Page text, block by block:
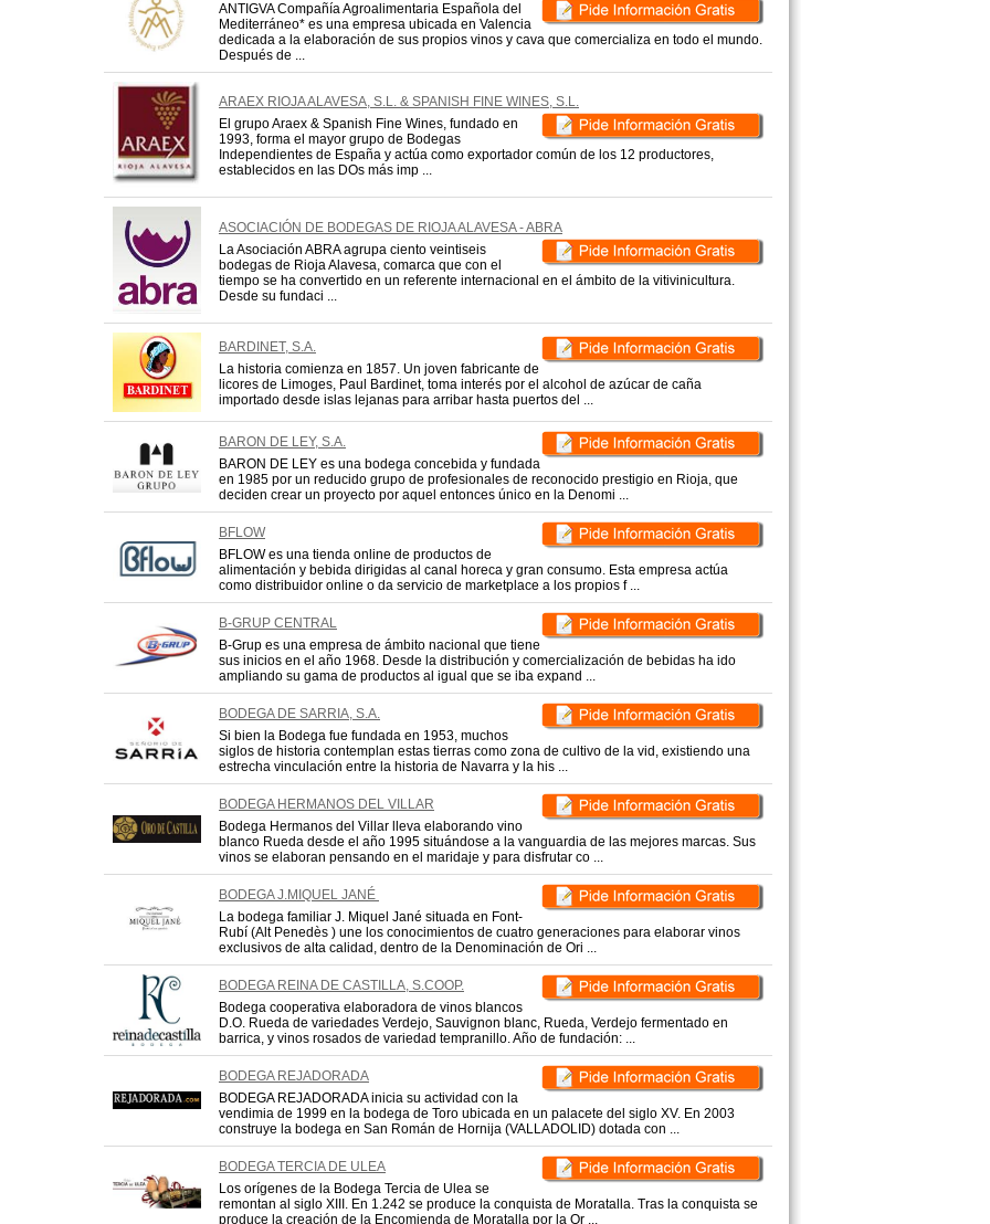
ANTIGVA Compañía Agroalimentaria Española del
Mediterráneo* es una empresa ubicada en Valencia
dedicada a la elaboración de sus propios vinos y cava que comercializa en todo el mundo.
Después de ...
ARAEX RIOJA ALAVESA, S.L. & SPANISH FINE WINES, S.L.
El grupo Araex & Spanish Fine Wines, fundado en
1993, forma el mayor grupo de Bodegas
Independientes de España y actúa como exportador común de los 12 productores,
establecidos en las DOs más imp ...
ASOCIACIÓN DE BODEGAS DE RIOJA ALAVESA - ABRA
La Asociación ABRA agrupa ciento veintiseis
bodegas de Rioja Alavesa, comarca que con el
tiempo se ha convertido en un referente internacional en el ámbito de la vitivinicultura.
Desde su fundaci ...
BARDINET, S.A.
La historia comienza en 1857. Un joven fabricante de
licores de Limoges, Paul Bardinet, toma interés por el alcohol de azúcar de caña
importado desde islas lejanas para arribar hasta puertos del ...
BARON DE LEY, S.A.
BARON DE LEY es una bodega concebida y fundada
en 1985 por un reducido grupo de profesionales de reconocido prestigio en Rioja, que
deciden crear un proyecto por aquel entonces único en la Denomi ...
BFLOW
BFLOW es una tienda online de productos de
alimentación y bebida dirigidas al canal horeca y gran consumo. Esta empresa actúa
como distribuidor online o da servicio de marketplace a los propios f ...
B-GRUP CENTRAL
B-Grup es una empresa de ámbito nacional que tiene
sus inicios en el año 1968. Desde la distribución y comercialización de bebidas ha ido
ampliando su gama de productos al igual que se iba expand ...
BODEGA DE SARRIA, S.A.
Si bien la Bodega fue fundada en 1953, muchos
siglos de historia contemplan estas tierras como zona de cultivo de la vid, existiendo una
estrecha vinculación entre la historia de Navarra y la his ...
BODEGA HERMANOS DEL VILLAR
Bodega Hermanos del Villar lleva elaborando vino
blanco Rueda desde el año 1995 situándose a la vanguardia de las mejores marcas. Sus
vinos se elaboran pensando en el maridaje y para disfrutar co ...
BODEGA J.MIQUEL JANÉ
La bodega familiar J. Miquel Jané situada en Font-
Rubí (Alt Penedès ) une los conocimientos de cuatro generaciones para elaborar vinos
exclusivos de alta calidad, dentro de la Denominación de Ori ...
BODEGA REINA DE CASTILLA, S.COOP.
Bodega cooperativa elaboradora de vinos blancos
D.O. Rueda de variedades Verdejo, Sauvignon blanc, Rueda, Verdejo fermentado en
barrica, y vinos rosados de variedad tempranillo. Año de fundación: ...
BODEGA REJADORADA
BODEGA REJADORADA inicia su actividad con la
vendimia de 1999 en la bodega de Toro ubicada en un palacete del siglo XV. En 2003
construye la bodega en San Román de Hornija (VALLADOLID) dotada con ...
BODEGA TERCIA DE ULEA
Los orígenes de la Bodega Tercia de Ulea se
remontan al siglo XIII. En 1.242 se produce la conquista de Moratalla. Tras la conquista se
produce la creación de la Encomienda de Moratalla por la Or ...